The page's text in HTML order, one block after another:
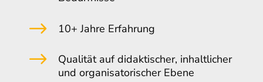
$ 10+ Jahre Erfahrung
$
Qualität auf didaktischer, inhaltlicher
und organisatorischer Ebene